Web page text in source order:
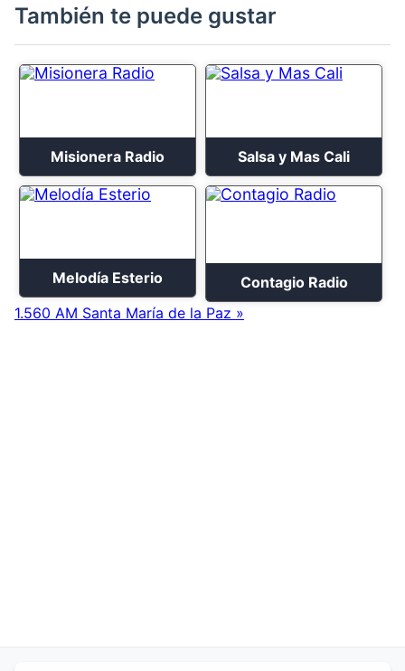
También te puede gustar
Misionera Radio Salsa y Mas Cali
Melodía Esterio
Contagio Radio
1.560 AM Santa María de la Paz »